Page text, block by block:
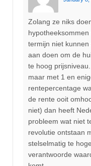
Zolang ze niks
termijn niet
aan doen om de
te hoog
maar met 1 en
rentepercentage
de rente ooit
niet) dan heeft
probleem wat niet
revolutie ontstaan
stelselmatig te
verantwoorde